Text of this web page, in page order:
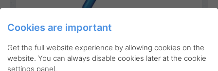
Cookies are important
Get the full website experience by allowing cookies on the
website. You can always disable cookies later at the cookie
settings panel.